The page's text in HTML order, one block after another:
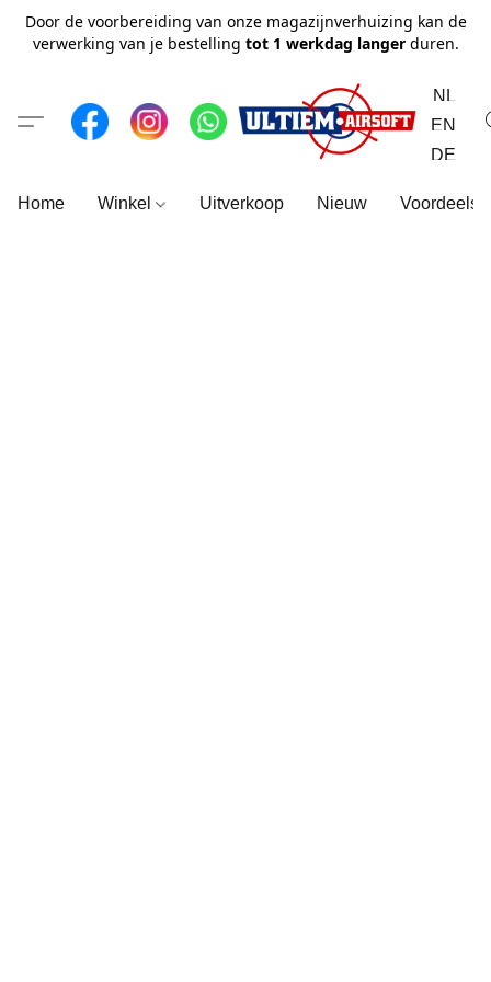
Door de voorbereiding van onze magazijnverhuizing kan de
verwerking van je bestelling tot 1 werkdag langerduren.
NL
EN
DE
Home Winkel Uitverkoop Nieuw